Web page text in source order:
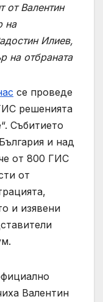
от Валентин
на
Илиев,
на отбраната
се проведе
решенията
Събитието
и над
от 800 ГИС
от
и изявени
Валентин